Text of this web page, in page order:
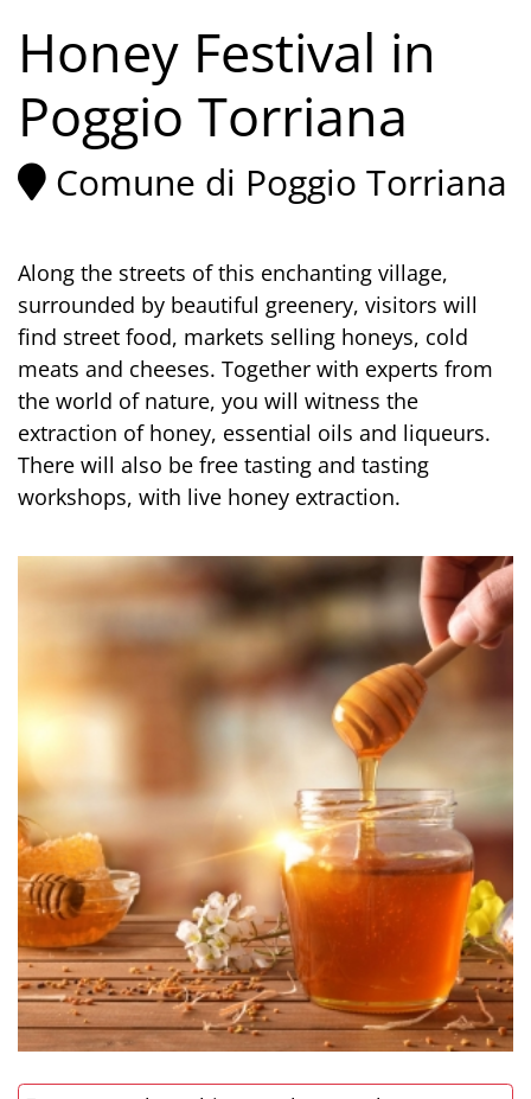
Honey Festival in
Poggio Torriana
Comune di Poggio Torriana
Along the streets of this enchanting village,
surrounded by beautiful greenery, visitors will
find street food, markets selling honeys, cold
meats and cheeses. Together with experts from
the world of nature, you will witness the
extraction of honey, essential oils and liqueurs.
There will also be free tasting and tasting
workshops, with live honey extraction.